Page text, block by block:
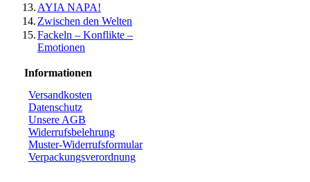
13. AYIA NAPA!
14. Zwischen den Welten
15.Fackeln – Konflikte –
Emotionen
Informationen
Versandkosten
Datenschutz
Unsere AGB
Widerrufsbelehrung
Muster-Widerrufsformular
Verpackungsverordnung